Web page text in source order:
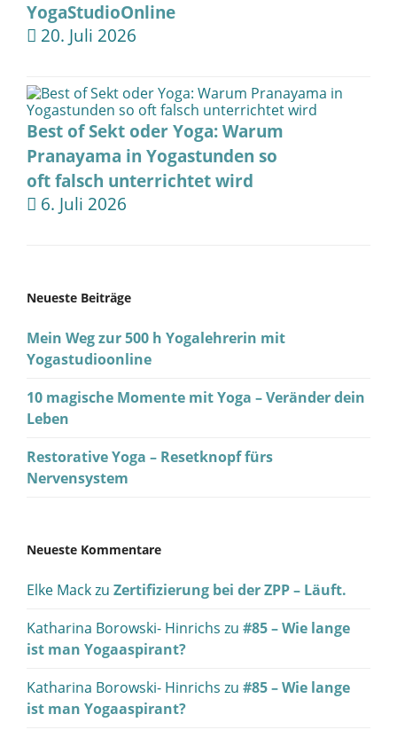
YogaStudioOnline
20. Juli 2026
Best of Sekt oder Yoga: Warum
Pranayama in Yogastunden so
oft falsch unterrichtet wird
6. Juli 2026
Neueste Beiträge
Mein Weg zur 500 h Yogalehrerin mit
Yogastudioonline
10 magische Momente mit Yoga – Veränder dein
Leben
Restorative Yoga – Resetknopf fürs
Nervensystem
Neueste Kommentare
Elke Mackzu Zertifizierung bei der ZPP – Läuft.
Katharina Borowski- Hinrichs zu #85 – Wie lange
ist man Yogaaspirant?
Katharina Borowski- Hinrichs zu #85 – Wie lange
ist man Yogaaspirant?